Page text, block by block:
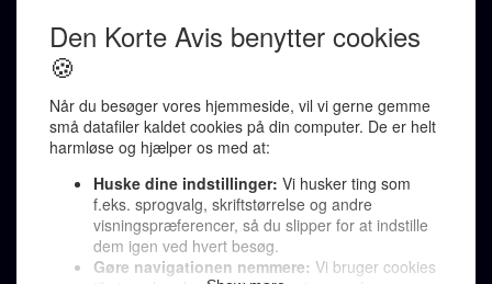
Karen Jespersen
Redaktionen kontaktes via mail til
redaktion@denkorteavis.dk
Telefonsvarer 20 30 10 96
Von Ostensgade 22, 2791 Dragør
LINKS
Tidligere aviser >